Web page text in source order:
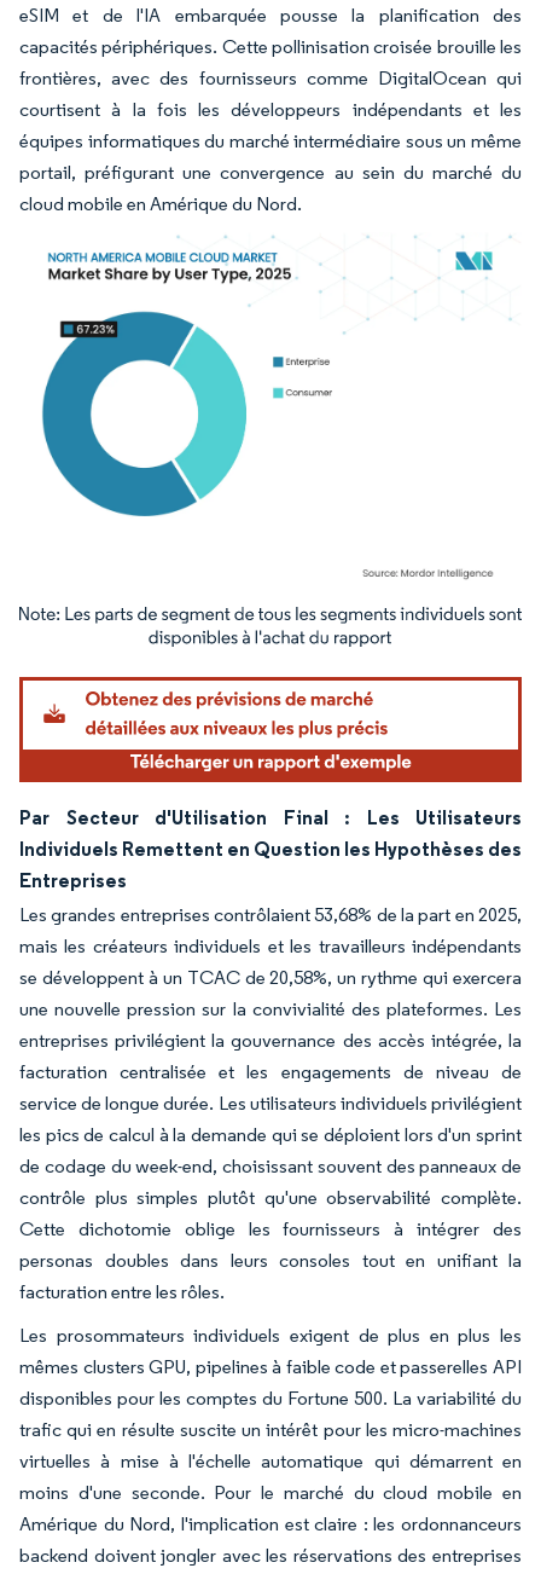
eSIM et de l'IA embarquée pousse la planification des
capacités périphériques. Cette pollinisation croisée brouille les
frontières, avec des fournisseurs comme DigitalOcean qui
courtisent à la fois les développeurs indépendants et les
équipes informatiques du marché intermédiaire sous un même
portail, préfigurant une convergence au sein du marché du
cloud mobile en Amérique du Nord.
Image © Mordor Intelligence. La réutilisation nécessite une attribution sous CC BY
Par Secteur d'Utilisation Final : Les Utilisateurs
Individuels Remettent en Question les Hypothèses des
Entreprises
Les grandes entreprises contrôlaient 53,68% de la part en 2025,
mais les créateurs individuels et les travailleurs indépendants
se développent à un TCAC de 20,58%, un rythme qui exercera
une nouvelle pression sur la convivialité des plateformes. Les
entreprises privilégient la gouvernance des accès intégrée, la
facturation centralisée et les engagements de niveau de
service de longue durée. Les utilisateurs individuels privilégient
les pics de calcul à la demande qui se déploient lors d'un sprint
de codage du week-end, choisissant souvent des panneaux de
contrôle plus simples plutôt qu'une observabilité complète.
Cette dichotomie oblige les fournisseurs à intégrer des
personas doubles dans leurs consoles tout en unifiant la
facturation entre les rôles.
Les prosommateurs individuels exigent de plus en plus les
mêmes clusters GPU, pipelines à faible code et passerelles API
disponibles pour les comptes du Fortune 500. La variabilité du
trafic qui en résulte suscite un intérêt pour les micro-machines
virtuelles à mise à l'échelle automatique qui démarrent en
moins d'une seconde. Pour le marché du cloud mobile en
Amérique du Nord, l'implication est claire : les ordonnanceurs
backend doivent jongler avec les réservations des entreprises